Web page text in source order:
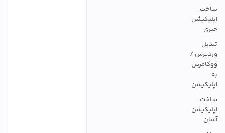
ساخت
اپلیکیشن
خبری
تبدیل
وردپرس /
ووکامرس
به
اپلیکیشن
ساخت
اپلیکیشن
آسان